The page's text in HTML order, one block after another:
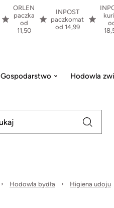
ORLEN
paczka
od
11,50
INPOST
paczkomat
od 14,99
Gospodarstwo Hodowla
Hodowla bydła Higiena udoju